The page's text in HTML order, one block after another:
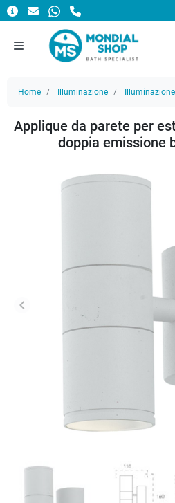
Home Illuminazione
Applique da parete per
doppia emissione
Precedente
keyboard_arrow_left